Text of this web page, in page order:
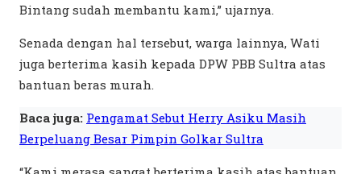
Bintang sudah membantu kami,” ujarnya.
Senada dengan hal tersebut, warga lainnya, Wati
juga berterima kasih kepada DPW PBB Sultra atas
bantuan beras murah.
Baca juga: Pengamat Sebut Herry Asiku Masih
Berpeluang Besar Pimpin Golkar Sultra